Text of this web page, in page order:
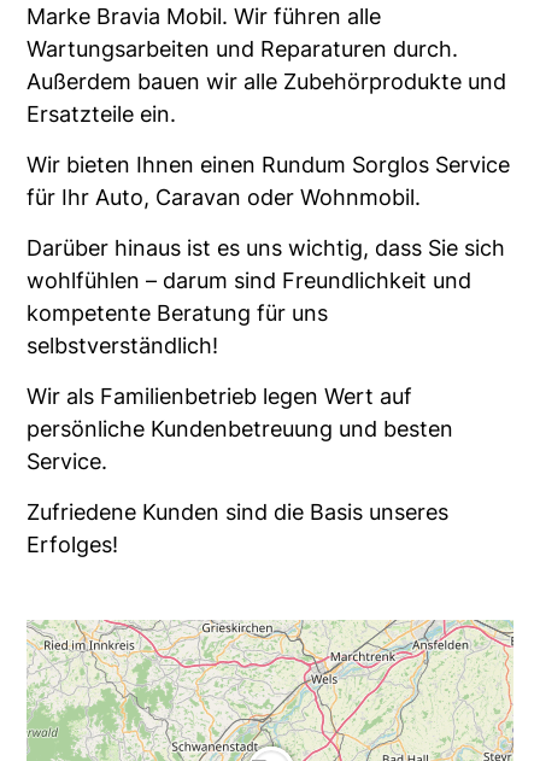
Marke Bravia Mobil. Wir führen alle
Wartungsarbeiten und Reparaturen durch.
Außerdem bauen wir alle Zubehörprodukte und
Ersatzteile ein.
Wir bieten Ihnen einen Rundum Sorglos Service
für Ihr Auto, Caravan oder Wohnmobil.
Darüber hinaus ist es uns wichtig, dass Sie sich
wohlfühlen – darum sind Freundlichkeit und
kompetente Beratung für uns
selbstverständlich!
Wir als Familienbetrieb legen Wert auf
persönliche Kundenbetreuung und besten
Service.
Zufriedene Kunden sind die Basis unseres
Erfolges!